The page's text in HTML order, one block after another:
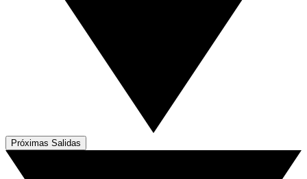
Próximas Salidas